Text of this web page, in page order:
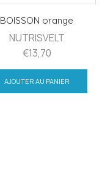
BOISSON orange
NUTRISVELT
€13,70
AJOUTER AU PANIER